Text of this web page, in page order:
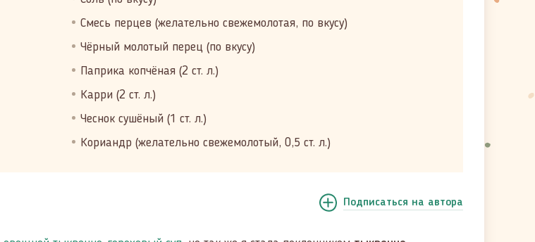
Смесь перцев (желательно свежемолотая, по вкусу)
Чёрный молотый перец (по вкусу)
Паприка копчёная (2 ст. л.)
Карри (2 ст. л.)
Чеснок сушёный (1 ст. л.)
Кориандр (желательно свежемолотый, 0,5 ст. л.)
Подписаться на автора